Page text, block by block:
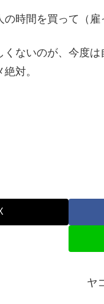
時間を買って（雇
くないのが、今度
対。
ヤ